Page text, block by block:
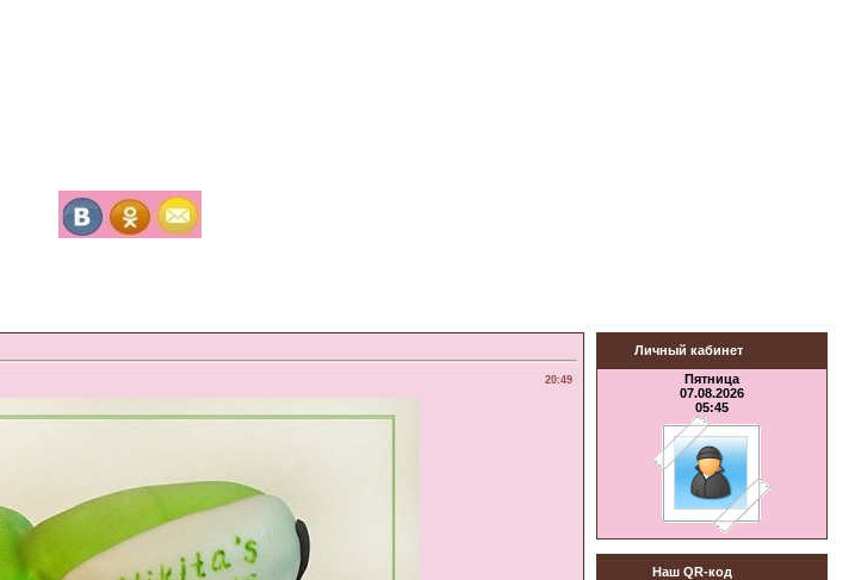
20:49
Личный кабинет
Пятница
07.08.2026
05:45
Наш QR-код